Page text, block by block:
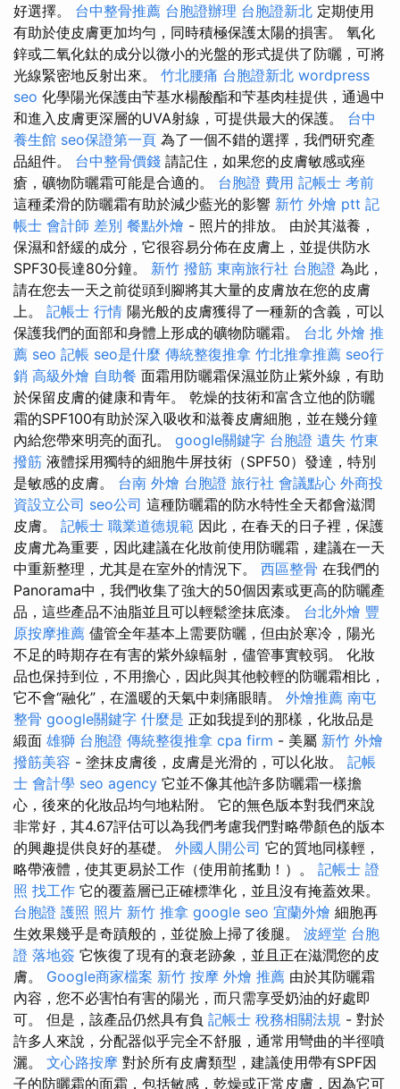
好選擇。 台中整骨推薦 台胞證辦理 台胞證新北 定期使用
有助於使皮膚更加均勻，同時積極保護太陽的損害。 氧化
鋅或二氧化鈦的成分以微小的光盤的形式提供了防曬，可將
光線緊密地反射出來。 竹北腰痛 台胞證新北 wordpress
seo 化學陽光保護由芐基水楊酸酯和芐基肉桂提供，通過中
和進入皮膚更深層的UVA射線，可提供最大的保護。 台中
養生館 seo保證第一頁 為了一個不錯的選擇，我們研究產
品組件。 台中整骨價錢 請記住，如果您的皮膚敏感或痤
瘡，礦物防曬霜可能是合適的。 台胞證 費用 記帳士 考前
這種柔滑的防曬霜有助於減少藍光的影響 新竹 外燴 ptt 記
帳士 會計師 差別 餐點外燴 - 照片的排放。 由於其滋養，
保濕和舒緩的成分，它很容易分佈在皮膚上，並提供防水
SPF30長達80分鐘。 新竹 撥筋 東南旅行社 台胞證 為此，
請在您去一天之前從頭到腳將其大量的皮膚放在您的皮膚
上。 記帳士 行情 陽光般的皮膚獲得了一種新的含義，可以
保護我們的面部和身體上形成的礦物防曬霜。 台北 外燴 推
薦 seo 記帳 seo是什麼 傳統整復推拿 竹北推拿推薦 seo行
銷 高級外燴 自助餐 面霜用防曬霜保濕並防止紫外線，有助
於保留皮膚的健康和青年。 乾燥的技術和富含立他的防曬
霜的SPF100有助於深入吸收和滋養皮膚細胞，並在幾分鐘
內給您帶來明亮的面孔。 google關鍵字 台胞證 遺失 竹東
撥筋 液體採用獨特的細胞牛屏技術（SPF50）發達，特別
是敏感的皮膚。 台南 外燴 台胞證 旅行社 會議點心 外商投
資設立公司 seo公司 這種防曬霜的防水特性全天都會滋潤
皮膚。 記帳士 職業道德規範 因此，在春天的日子裡，保護
皮膚尤為重要，因此建議在化妝前使用防曬霜，建議在一天
中重新整理，尤其是在室外的情況下。 西區整骨 在我們的
Panorama中，我們收集了強大的50個因素或更高的防曬產
品，這些產品不油脂並且可以輕鬆塗抹底漆。 台北外燴 豐
原按摩推薦 儘管全年基本上需要防曬，但由於寒冷，陽光
不足的時期存在有害的紫外線輻射，儘管事實較弱。 化妝
品也保持到位，不用擔心，因此與其他較輕的防曬霜相比，
它不會“融化”，在溫暖的天氣中刺痛眼睛。 外燴推薦 南屯
整骨 google關鍵字 什麼是 正如我提到的那樣，化妝品是
緞面 雄獅 台胞證 傳統整復推拿 cpa firm - 美屬 新竹 外燴
撥筋美容 - 塗抹皮膚後，皮膚是光滑的，可以化妝。 記帳
士 會計學 seo agency 它並不像其他許多防曬霜一樣擔
心，後來的化妝品均勻地粘附。 它的無色版本對我們來說
非常好，其4.67評估可以為我們考慮我們對略帶顏色的版本
的興趣提供良好的基礎。 外國人開公司 它的質地同樣輕，
略帶液體，使其更易於工作（使用前搖動！）。 記帳士 證
照 找工作 它的覆蓋層已正確標準化，並且沒有掩蓋效果。
台胞證 護照 照片 新竹 推拿 google seo 宜蘭外燴 細胞再
生效果幾乎是奇蹟般的，並從臉上掃了後腿。 波經堂 台胞
證 落地簽 它恢復了現有的衰老跡象，並且正在滋潤您的皮
膚。 Google商家檔案 新竹 按摩 外燴 推薦 由於其防曬霜
內容，您不必害怕有害的陽光，而只需享受奶油的好處即
可。 但是，該產品仍然具有負 記帳士 稅務相關法規 - 對於
許多人來說，分配器似乎完全不舒服，通常用彎曲的半徑噴
灑。 文心路按摩 對於所有皮膚類型，建議使用帶有SPF因
子的防曬霜的面霜，包括敏感，乾燥或正常皮膚，因為它可